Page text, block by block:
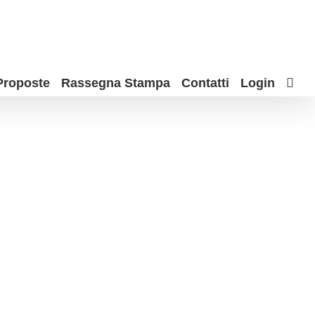
Rassegna Stampa Contatti Login